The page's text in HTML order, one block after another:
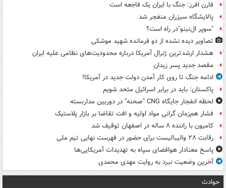
فارن افرز: جنگ با ایران یک فاجعه است
پالایشگاه سیزران منفجر شد
"سوپر ال‌نینو"در راه است؟
تصاویر دیده‌ نشده از دو فرمانده شهید موشکی
هشدار ارشدترین ژنرال آمریکا درباره محدودیت‌های نظامی علیه ایران
مقصد جدید پسر زیدان
ادامه جنگ تا روی کار آمدن دولت جدید در آمریکا!
پاکستان: باید در برابر اسرائیل متحد شویم
لحظه انفجار جایگاه CNG "صحنه" در دوربین مداربسته
فشار هم‌زمان گرانی مواد اولیه و افت تقاضا بر بازار پلاستیک
کامیون با راننده ۸ ساله در اصفهان توقیف شد
رقابت ۲۸ والیبالیست برای حضور در فهرست نهایی تیم ملی
پاسخ معنادار هوافضای سپاه به تهدیدات آمریکایی‌ها
آخرین وضعیت نبرد به روایت مهدی محمدی
حوادث